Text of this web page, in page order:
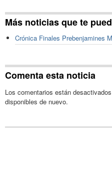
Más noticias que te
Crónica Finales Prebenjamines
Comenta esta noticia
Los comentarios están
disponibles de nuevo.